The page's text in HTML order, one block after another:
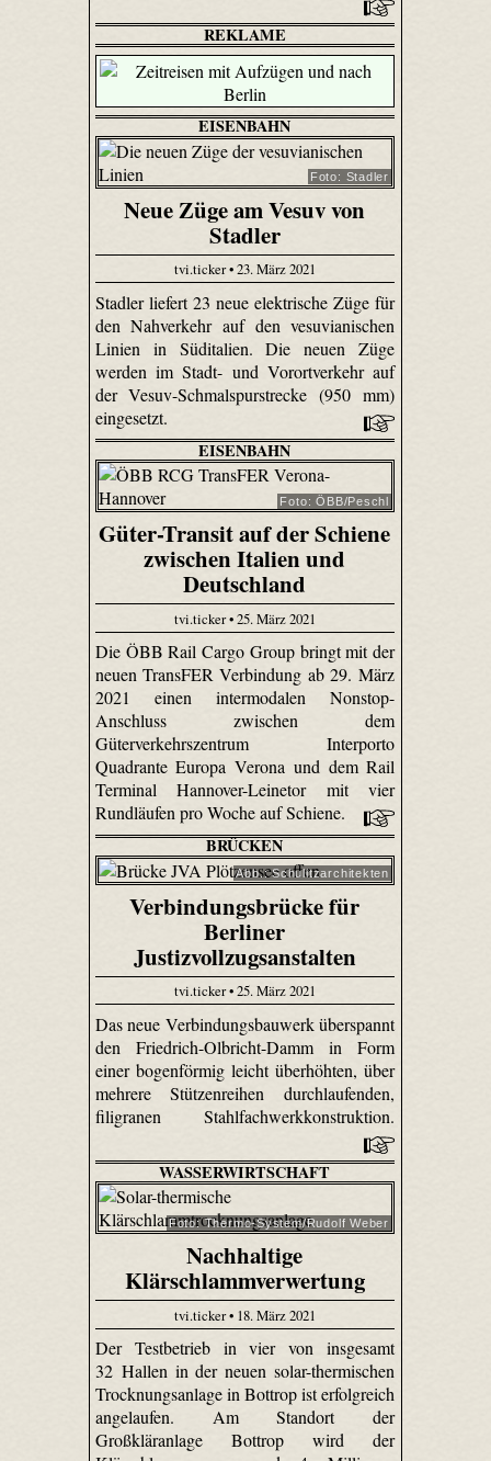
REKLAME
EISENBAHN
Foto: Stadler
Neue Züge am Vesuv von
Stadler
tvi.ticker • 23. März 2021
Stadler liefert 23 neue elektrische Züge für
den Nahverkehr auf den vesuvianischen
Linien in Süditalien. Die neuen Züge
werden im Stadt- und Vorortverkehr auf
der Vesuv-Schmalspurstrecke (950 mm)
eingesetzt.
EISENBAHN
Foto: ÖBB/Peschl
Güter-Transit auf der Schiene
zwischen Italien und
Deutschland
tvi.ticker • 25. März 2021
Die ÖBB Rail Cargo Group bringt mit der
neuen TransFER Verbindung ab 29. März
2021 einen intermodalen Nonstop-
Anschluss zwischen dem
Güterverkehrszentrum Interporto
Quadrante Europa Verona und dem Rail
Terminal Hannover-Leinetor mit vier
Rundläufen pro Woche auf Schiene.
BRÜCKEN
Abb.: Schulitzarchitekten
Verbindungsbrücke für
Berliner
Justizvollzugsanstalten
tvi.ticker • 25. März 2021
Das neue Verbindungsbauwerk überspannt
den Friedrich-Olbricht-Damm in Form
einer bogenförmig leicht überhöhten, über
mehrere Stützenreihen durchlaufenden,
filigranen Stahlfachwerkkonstruktion.
WASSERWIRTSCHAFT
Foto: Thermo-System/Rudolf Weber
Nachhaltige
Klärschlammverwertung
tvi.ticker • 18. März 2021
Der Testbetrieb in vier von insgesamt
32 Hallen in der neuen solar-thermischen
Trocknungsanlage in Bottrop ist erfolgreich
angelaufen. Am Standort der
Großkläranlage Bottrop wird der